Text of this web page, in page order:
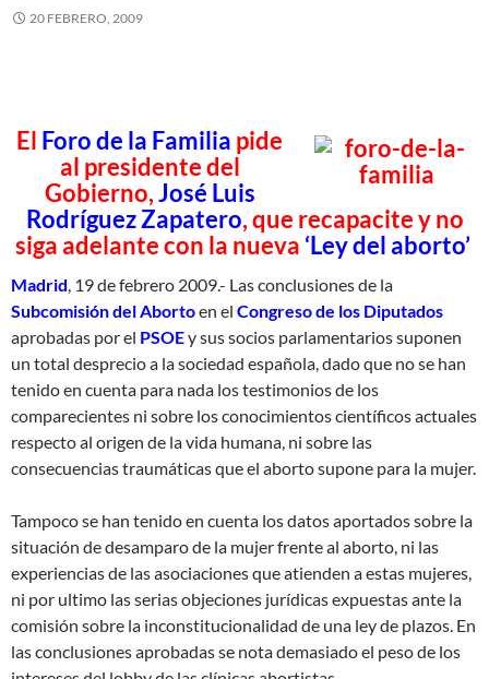
20 FEBRERO, 2009
El Foro de la Familia pide
al presidente del
Gobierno,José Luis
Rodríguez Zapatero, que recapacite y no
siga adelante con la nueva ‘Ley del aborto’
Madrid, 19 de febrero 2009.- Las conclusiones de la
Subcomisión del Abortoen el Congreso de los Diputados
aprobadas por el PSOEy sus socios parlamentarios suponen
un total desprecio a la sociedad española, dado que no se han
tenido en cuenta para nada los testimonios de los
comparecientes ni sobre los conocimientos científicos actuales
respecto al origen de la vida humana, ni sobre las
consecuencias traumáticas que el aborto supone para la mujer.
Tampoco se han tenido en cuenta los datos aportados sobre la
situación de desamparo de la mujer frente al aborto, ni las
experiencias de las asociaciones que atienden a estas mujeres,
ni por ultimo las serias objeciones jurídicas expuestas ante la
comisión sobre la inconstitucionalidad de una ley de plazos. En
las conclusiones aprobadas se nota demasiado el peso de los